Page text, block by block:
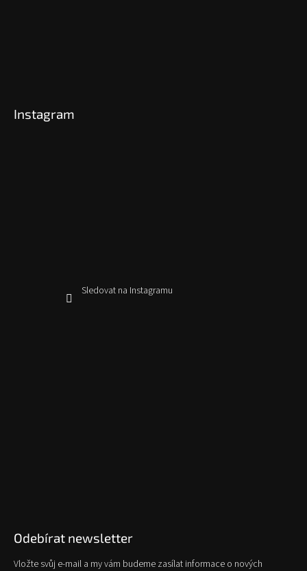
Instagram
Sledovat na Instagramu
Odebírat newsletter
Vložte svůj e-mail a my vám budeme zasílat informace o nových